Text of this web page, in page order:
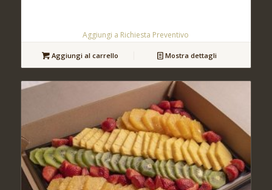
Aggiungi a Richiesta Preventivo
Aggiungi al carrello Mostra dettagli